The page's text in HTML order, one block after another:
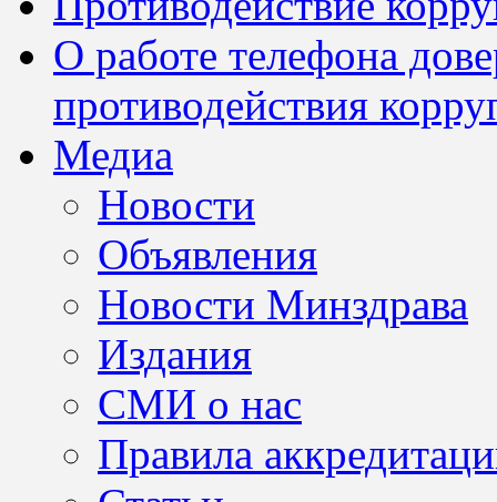
О работе телефона
противодействия
Медиа
Новости
Объявления
Новости Минздрава
Издания
СМИ о нас
Правила